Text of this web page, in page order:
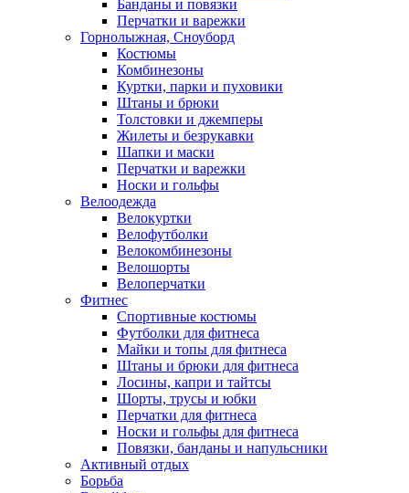
Банданы и повязки
Перчатки и варежки
Горнолыжная, Сноуборд
Костюмы
Комбинезоны
Куртки, парки и пуховики
Штаны и брюки
Толстовки и джемперы
Жилеты и безрукавки
Шапки и маски
Перчатки и варежки
Носки и гольфы
Велоодежда
Велокуртки
Велофутболки
Велокомбинезоны
Велошорты
Велоперчатки
Фитнес
Спортивные костюмы
Футболки для фитнеса
Майки и топы для фитнеса
Штаны и брюки для фитнеса
Лосины, капри и тайтсы
Шорты, трусы и юбки
Перчатки для фитнеса
Носки и гольфы для фитнеса
Повязки, банданы и напульсники
Активный отдых
Борьба